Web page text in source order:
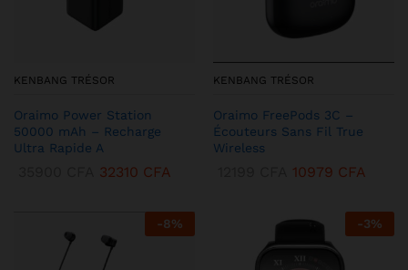
KENBANG TRÉSOR
Oraimo Power Station
50000 mAh – Recharge
Ultra Rapide A
32310 CFA
KENBANG TRÉSOR
Oraimo FreePods 3C –
Écouteurs Sans Fil True
Wireless
10979 CFA
-8% -3%